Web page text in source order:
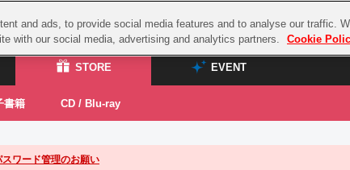
STORE EVENT
STORE EVENT
書籍 CD / Blu-ray
リーズ
グッズ
スワード管理のお願い
and ads, to provide social media features and to analyse our traffic.
with our social media, advertising and analytics partners.
Cookie